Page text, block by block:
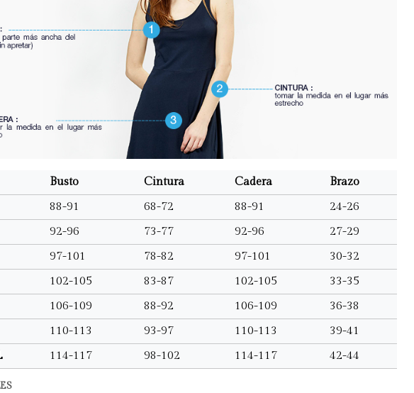
Busto Cintura Cadera
Brazo
88-91 68-72 88-91
24-26
92-96 73-77 92-96
27-29
97-101 78-82 97-101
30-32
102-105 83-87 102-105
33-35
106-109 88-92 106-109
36-38
110-113 93-97 110-113
39-41
114-117 98-102 114-117 42-44